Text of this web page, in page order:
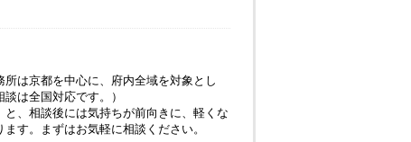
は京都を中心に、府内全域を対象とし
は全国対応です。）
と、相談後には気持ちが前向きに、軽くな
す。まずはお気軽に相談ください。